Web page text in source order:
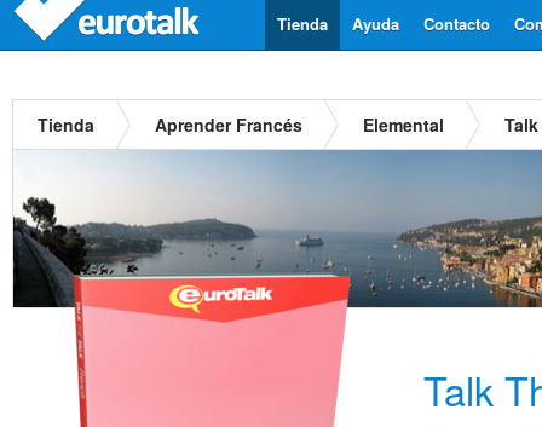
Contacto
Ayuda
Tienda
Tienda Aprender Francés Elemental
Talk